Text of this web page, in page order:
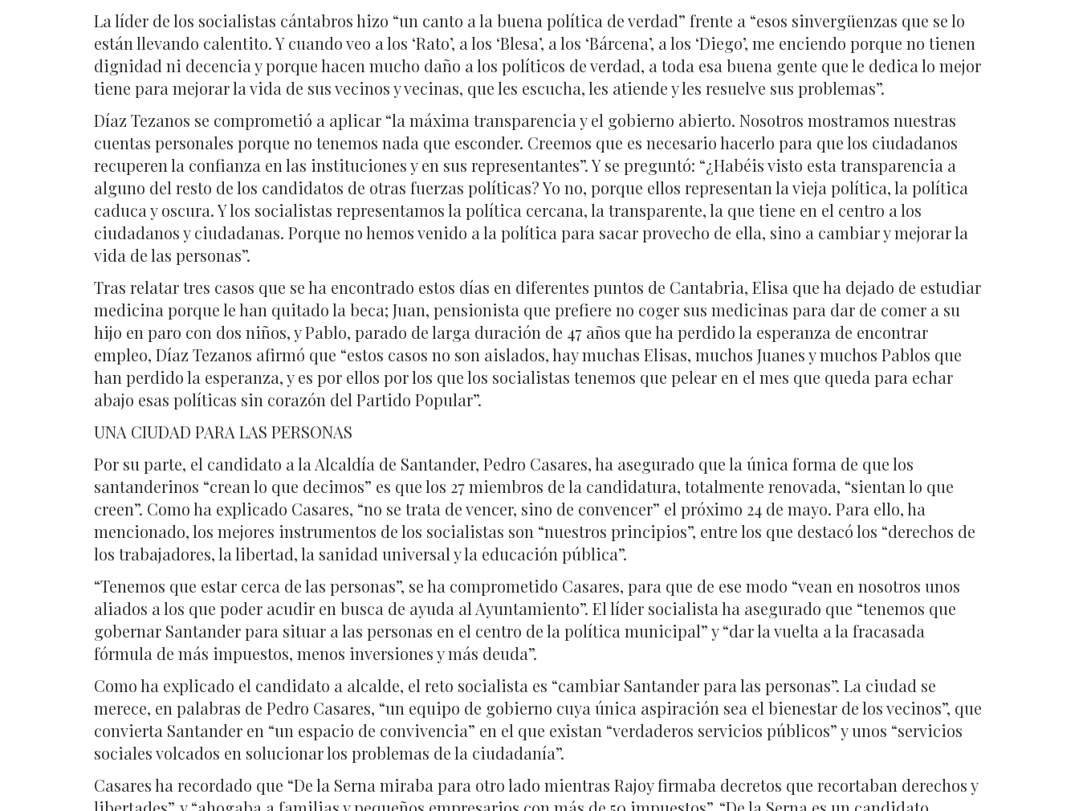
La líder de los socialistas cántabros hizo “un canto a la buena política de verdad” frente a “esos sinvergüenzas que se lo
están llevando calentito. Y cuando veo a los ‘Rato’, a los ‘Blesa’, a los ‘Bárcena’, a los ‘Diego’, me enciendo porque no tienen
dignidad ni decencia y porque hacen mucho daño a los políticos de verdad, a toda esa buena gente que le dedica lo mejor
tiene para mejorar la vida de sus vecinos y vecinas, que les escucha, les atiende y les resuelve sus problemas”.
Díaz Tezanos se comprometió a aplicar “la máxima transparencia y el gobierno abierto. Nosotros mostramos nuestras
cuentas personales porque no tenemos nada que esconder. Creemos que es necesario hacerlo para que los ciudadanos
recuperen la confianza en las instituciones y en sus representantes”. Y se preguntó: “¿Habéis visto esta transparencia a
alguno del resto de los candidatos de otras fuerzas políticas? Yo no, porque ellos representan la vieja política, la política
caduca y oscura. Y los socialistas representamos la política cercana, la transparente, la que tiene en el centro a los
ciudadanos y ciudadanas. Porque no hemos venido a la política para sacar provecho de ella, sino a cambiar y mejorar la
vida de las personas”.
Tras relatar tres casos que se ha encontrado estos días en diferentes puntos de Cantabria, Elisa que ha dejado de estudiar
medicina porque le han quitado la beca; Juan, pensionista que prefiere no coger sus medicinas para dar de comer a su
hijo en paro con dos niños, y Pablo, parado de larga duración de 47 años que ha perdido la esperanza de encontrar
empleo, Díaz Tezanos afirmó que “estos casos no son aislados, hay muchas Elisas, muchos Juanes y muchos Pablos que
han perdido la esperanza, y es por ellos por los que los socialistas tenemos que pelear en el mes que queda para echar
abajo esas políticas sin corazón del Partido Popular”.
UNA CIUDAD PARA LAS PERSONAS
Por su parte, el candidato a la Alcaldía de Santander, Pedro Casares, ha asegurado que la única forma de que los
santanderinos “crean lo que decimos” es que los 27 miembros de la candidatura, totalmente renovada, “sientan lo que
creen”. Como ha explicado Casares, “no se trata de vencer, sino de convencer” el próximo 24 de mayo. Para ello, ha
mencionado, los mejores instrumentos de los socialistas son “nuestros principios”, entre los que destacó los “derechos de
los trabajadores, la libertad, la sanidad universal y la educación pública”.
“Tenemos que estar cerca de las personas”, se ha comprometido Casares, para que de ese modo “vean en nosotros unos
aliados a los que poder acudir en busca de ayuda al Ayuntamiento”. El líder socialista ha asegurado que “tenemos que
gobernar Santander para situar a las personas en el centro de la política municipal” y “dar la vuelta a la fracasada
fórmula de más impuestos, menos inversiones y más deuda”.
Como ha explicado el candidato a alcalde, el reto socialista es “cambiar Santander para las personas”. La ciudad se
merece, en palabras de Pedro Casares, “un equipo de gobierno cuya única aspiración sea el bienestar de los vecinos”, que
convierta Santander en “un espacio de convivencia” en el que existan “verdaderos servicios públicos” y unos “servicios
sociales volcados en solucionar los problemas de la ciudadanía”.
Casares ha recordado que “De la Serna miraba para otro lado mientras Rajoy firmaba decretos que recortaban derechos y